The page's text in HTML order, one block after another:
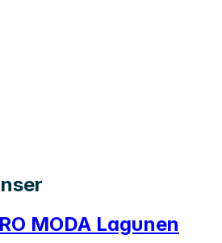
MODA Lagunen